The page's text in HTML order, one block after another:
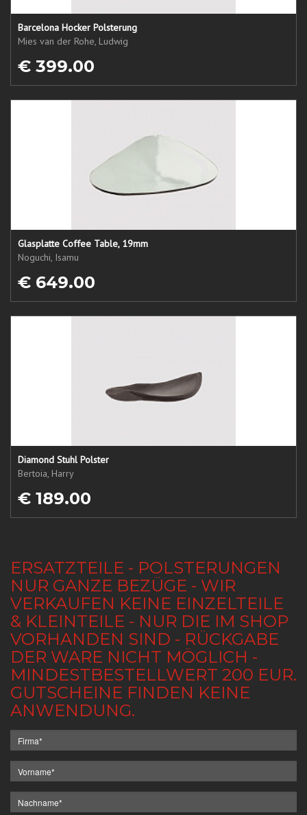
Barcelona Hocker Polsterung
Mies van der Rohe, Ludwig
€ 399.00
Glasplatte Coffee Table, 19mm
Noguchi, Isamu
€ 649.00
Diamond Stuhl Polster
Bertoia, Harry
€ 189.00
ERSATZTEILE - POLSTERUNGEN
NUR GANZE BEZÜGE - WIR
VERKAUFEN KEINE EINZELTEILE
& KLEINTEILE - NUR DIE IM SHOP
VORHANDEN SIND - RÜCKGABE
DER WARE NICHT MÖGLICH -
MINDESTBESTELLWERT 200 EUR.
GUTSCHEINE FINDEN KEINE
ANWENDUNG.